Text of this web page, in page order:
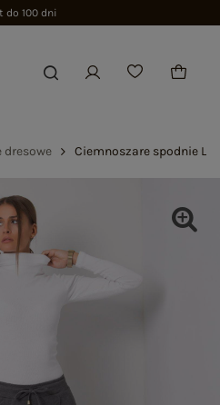
do 100 dni
dresowe Ciemnoszare spodnie